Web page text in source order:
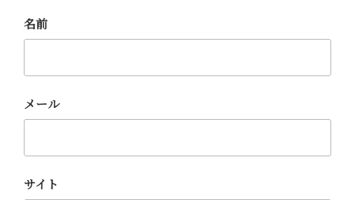
名前
メール
サイト